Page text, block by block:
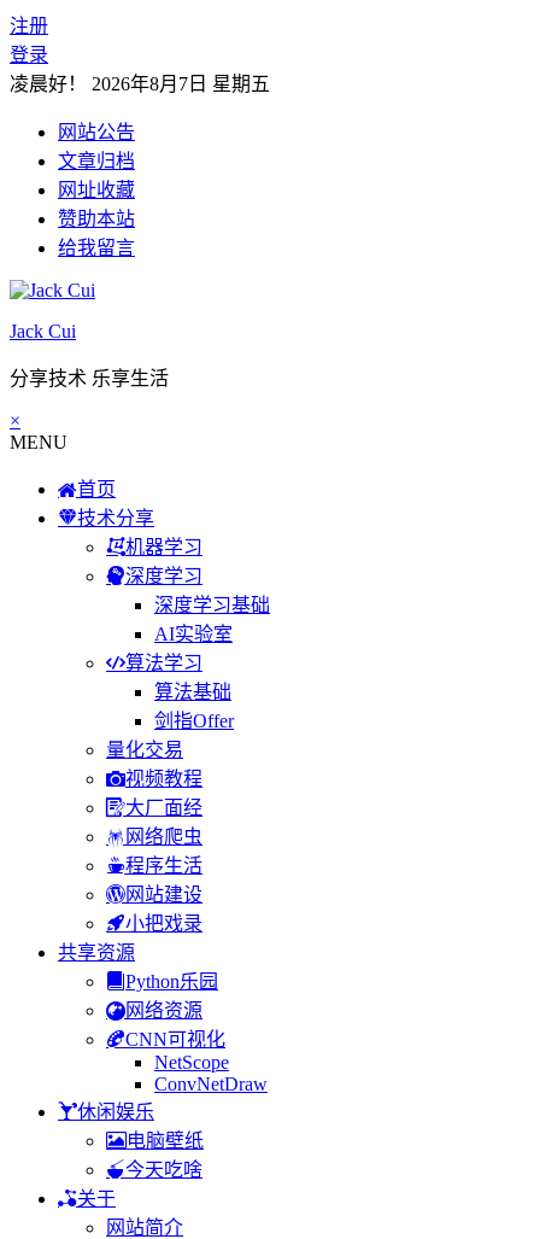
注册
登录
凌晨好！ 2026年8月7日 星期五
网站公告
文章归档
网址收藏
赞助本站
给我留言
Jack Cui
分享技术 乐享生活
×
MENU
首页
技术分享
机器学习
深度学习
深度学习基础
AI实验室
算法学习
算法基础
剑指Offer
量化交易
视频教程
大厂面经
网络爬虫
程序生活
网站建设
小把戏录
共享资源
Python乐园
网络资源
CNN可视化
NetScope
ConvNetDraw
休闲娱乐
电脑壁纸
今天吃啥
关于
网站简介